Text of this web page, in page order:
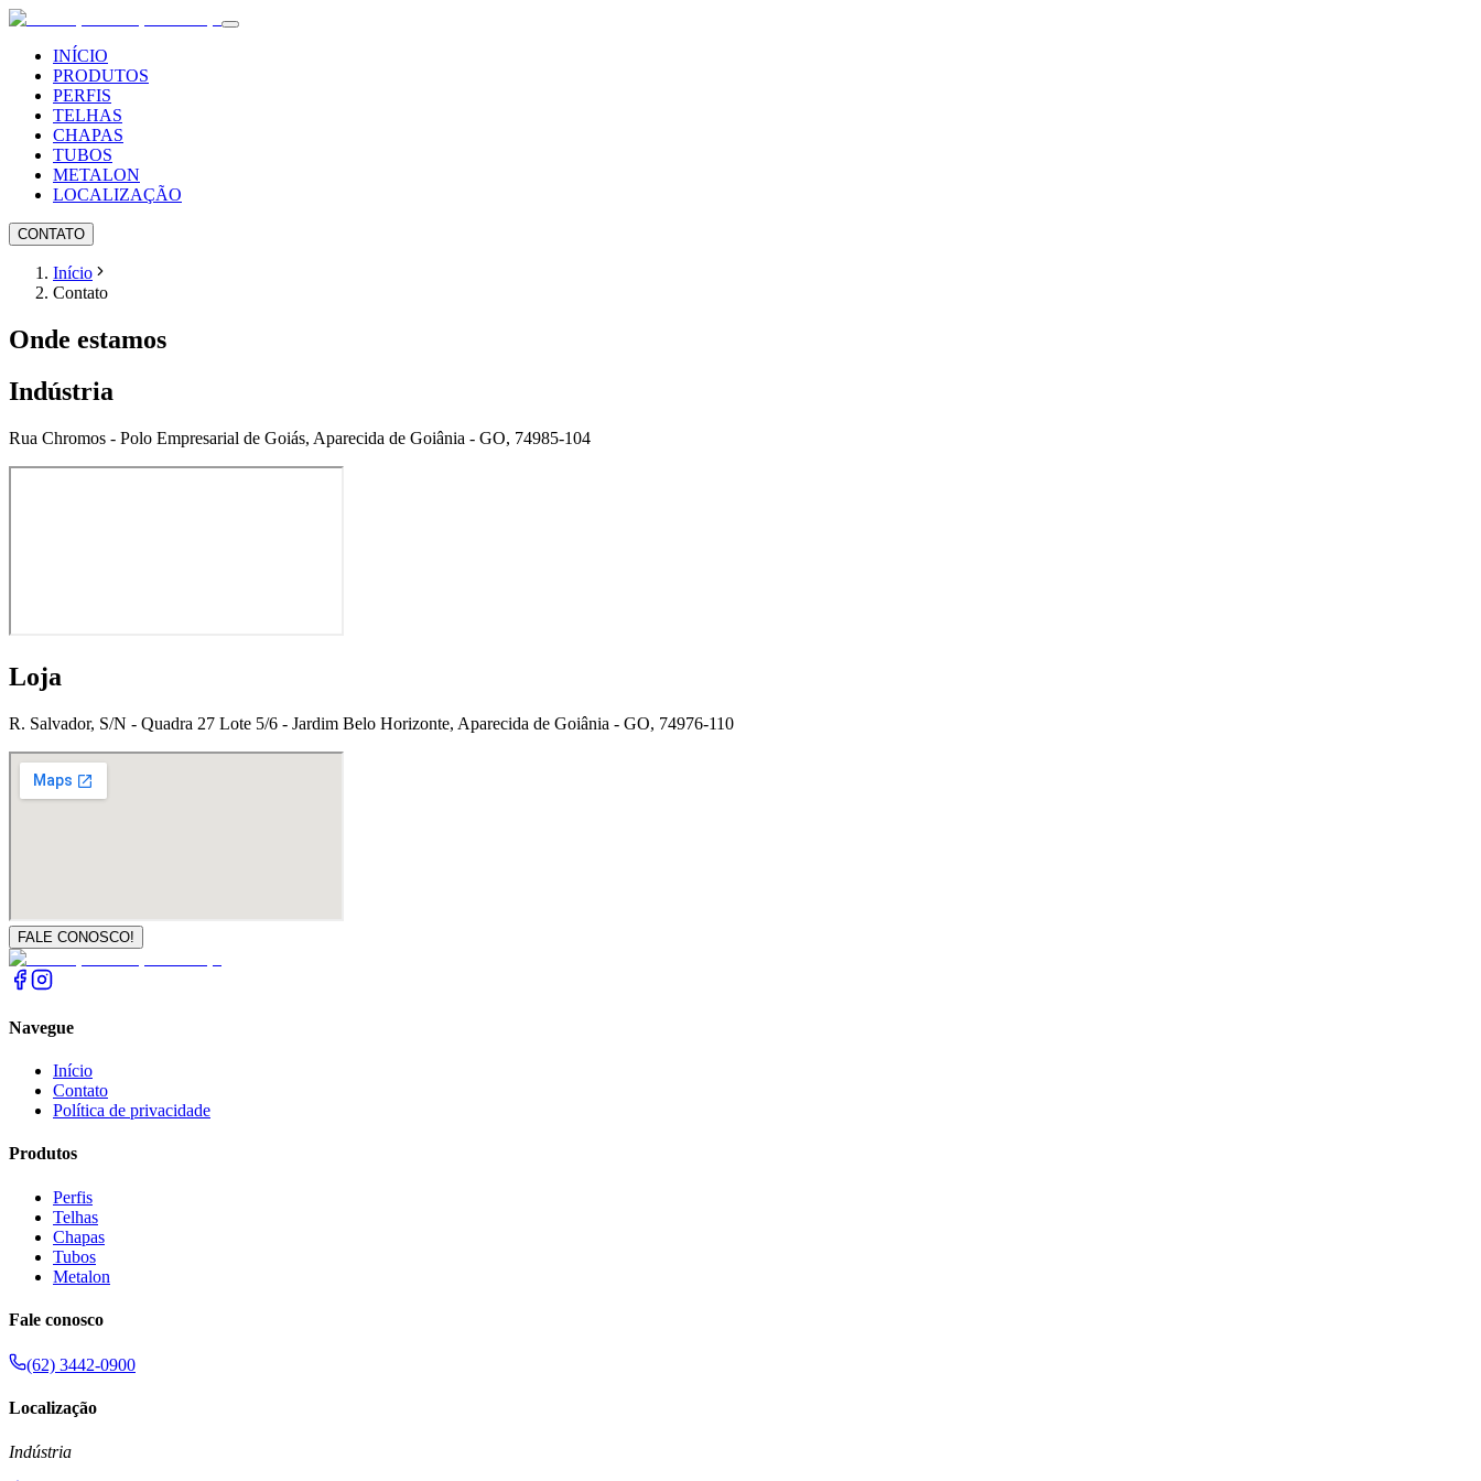
INÍCIO
PRODUTOS
PERFIS
TELHAS
CHAPAS
TUBOS
METALON
LOCALIZAÇÃO
CONTATO
Início
Contato
Onde estamos
Indústria
Rua Chromos - Polo Empresarial de Goiás, Aparecida de Goiânia - GO, 74985-104
Loja
R. Salvador, S/N - Quadra 27 Lote 5/6 - Jardim Belo Horizonte, Aparecida de Goiânia - GO, 74976-110
FALE CONOSCO!
Navegue
Início
Contato
Política de privacidade
Produtos
Perfis
Telhas
Chapas
Tubos
Metalon
Fale conosco
(62) 3442-0900
Localização
Indústria